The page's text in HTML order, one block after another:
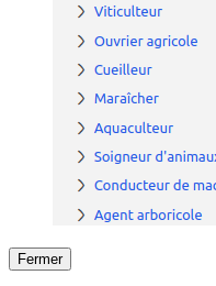
Fermer